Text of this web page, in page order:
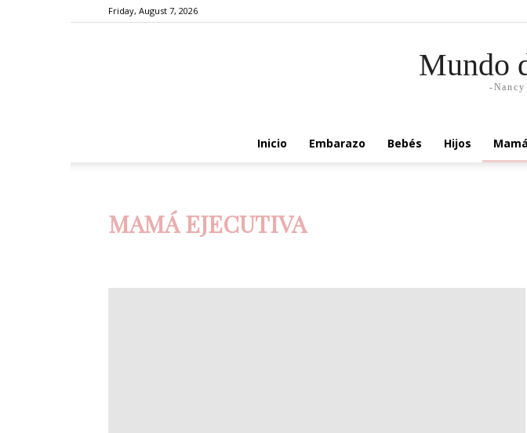
Friday, August 7, 2026
Mundo
-Nancy
Inicio Embarazo Bebés Hijos
MAMÁ EJECUTIVA
Estimulación y educación temprana
Familia Jóvenes adultos Lactancia Mamá de casa